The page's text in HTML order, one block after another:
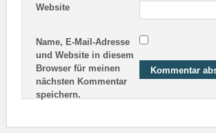
Website
Name, E-Mail-Adresse
und Website in diesem
Browser für meinen
nächsten Kommentar
speichern.